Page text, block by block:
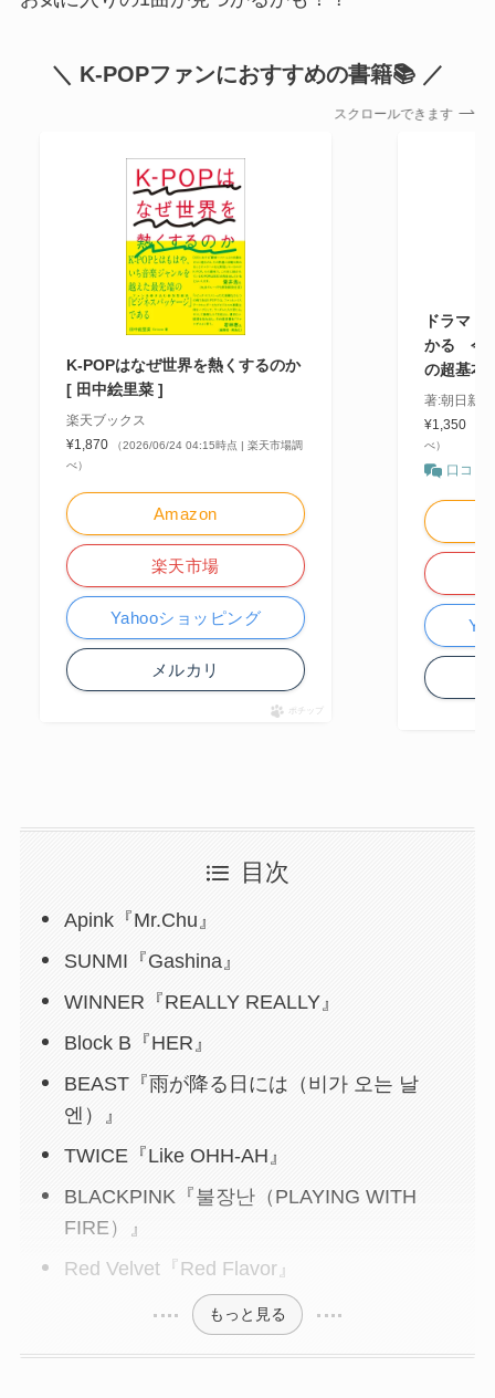
＼ K-POPファンにおすすめの書籍📚 ／
スクロールできます
K-POPはなぜ世界を熱くするのか
[ 田中絵里菜 ]
楽天ブックス
¥1,870
（2026/06/24 04:15時点 | 楽天市場調
べ）
Amazon
楽天市場
Yahooショッピング
メルカリ
ポチップ
ドラマ・
かる 今
の超基本
著:朝日新
¥1,350
べ）
口コミ
目次
Apink『Mr.Chu』
SUNMI『Gashina』
WINNER『REALLY REALLY』
Block B『HER』
BEAST『雨が降る日には（비가 오는 날
엔）』
TWICE『Like OHH-AH』
BLACKPINK『불장난（PLAYING WITH
FIRE）』
Red Velvet『Red Flavor』
もっと見る